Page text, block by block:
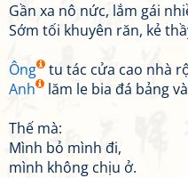
Gần xa nô nức, lắm gái
Sớm tối khuyên răn, kẻ
Ông
tu tác cửa cao nhà
Anh
lăm le bia đá bảng
Thế mà:
Mình bỏ mình đi,
mình không chịu ở.